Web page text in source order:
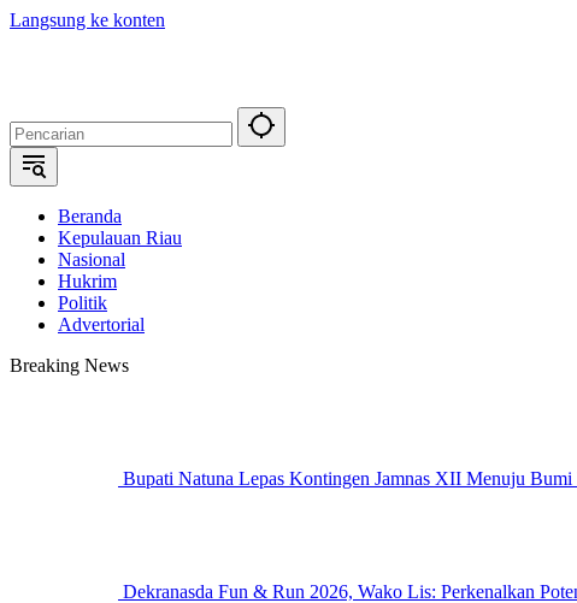
Langsung ke konten
Beranda
Kepulauan Riau
Nasional
Hukrim
Politik
Advertorial
Breaking News
Bupati Natuna Lepas Kontingen Jamnas XII Menuju Bumi
Dekranasda Fun & Run 2026, Wako Lis: Perkenalkan